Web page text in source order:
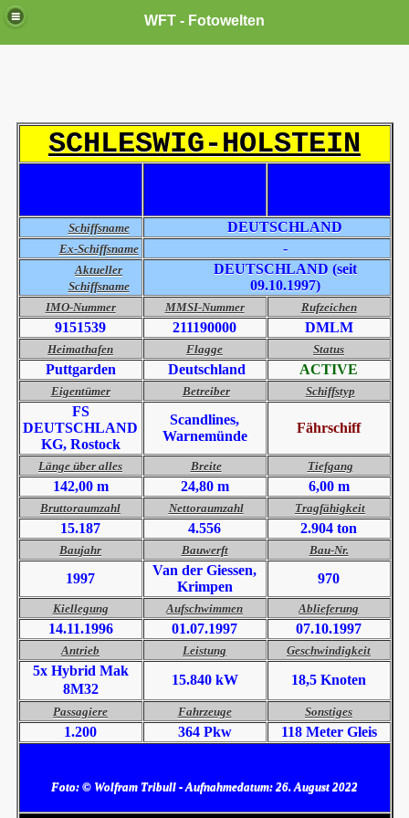
WFT - Fotowelten
SCHLESWIG-HOLSTEIN
Schiffsname DEUTSCHLAND
Ex-Schiffsname -
Aktueller
Schiffsname
DEUTSCHLAND (seit
09.10.1997)
IMO-Nummer MMSI-Nummer Rufzeichen
9151539 211190000 DMLM
Heimathafen Flagge Status
Puttgarden Deutschland ACTIVE
Eigentümer Betreiber Schiffstyp
FS
DEUTSCHLAND
KG, Rostock
Scandlines,
Warnemünde
Fährschiff
Länge über alles Breite Tiefgang
142,00 m 24,80 m 6,00 m
Bruttoraumzahl Nettoraumzahl Tragfähigkeit
15.187 4.556 2.904 ton
Baujahr Bauwerft Bau-Nr.
1997
Van der Giessen,
Krimpen
970
Kiellegung Aufschwimmen Ablieferung
14.11.1996 01.07.1997 07.10.1997
Antrieb Leistung Geschwindigkeit
5x Hybrid Mak
8M32
15.840 kW 18,5 Knoten
Passagiere Fahrzeuge Sonstiges
1.200 364 Pkw 118 Meter Gleis
Foto: © Wolfram Tribull - Aufnahmedatum: 26. August 2022